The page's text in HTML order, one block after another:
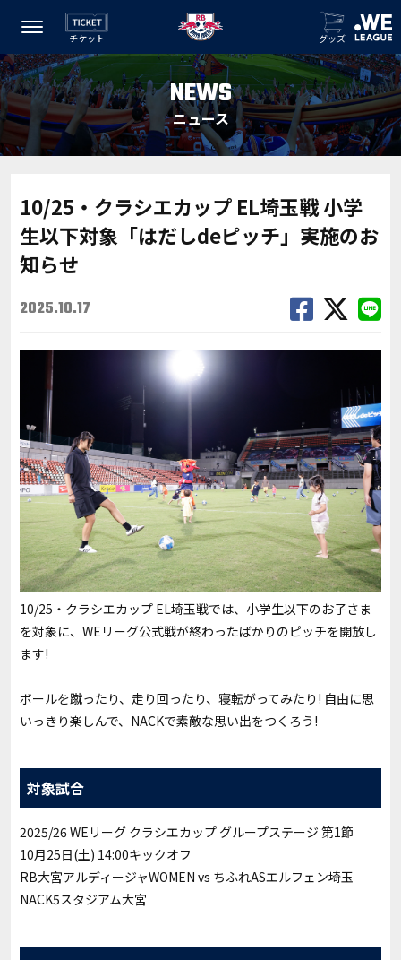
チケット グッズ
NEWS
ニュース
10/25・クラシエカップ EL埼玉戦 小学
生以下対象「はだしdeピッチ」実施のお
知らせ
2025.10.17
10/25・クラシエカップ EL埼玉戦では、小学生以下のお子さま
を対象に、WEリーグ公式戦が終わったばかりのピッチを開放し
ます!
ボールを蹴ったり、走り回ったり、寝転がってみたり! 自由に思
いっきり楽しんで、NACKで素敵な思い出をつくろう!
対象試合
2025/26 WEリーグ クラシエカップ グループステージ 第1節
10月25日(土) 14:00キックオフ
RB大宮アルディージャWOMEN vs ちふれASエルフェン埼玉
NACK5スタジアム大宮